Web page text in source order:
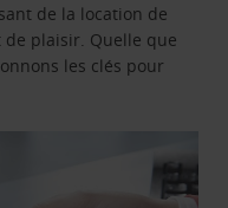
de la location de
plaisir. Quelle que
les clés pour